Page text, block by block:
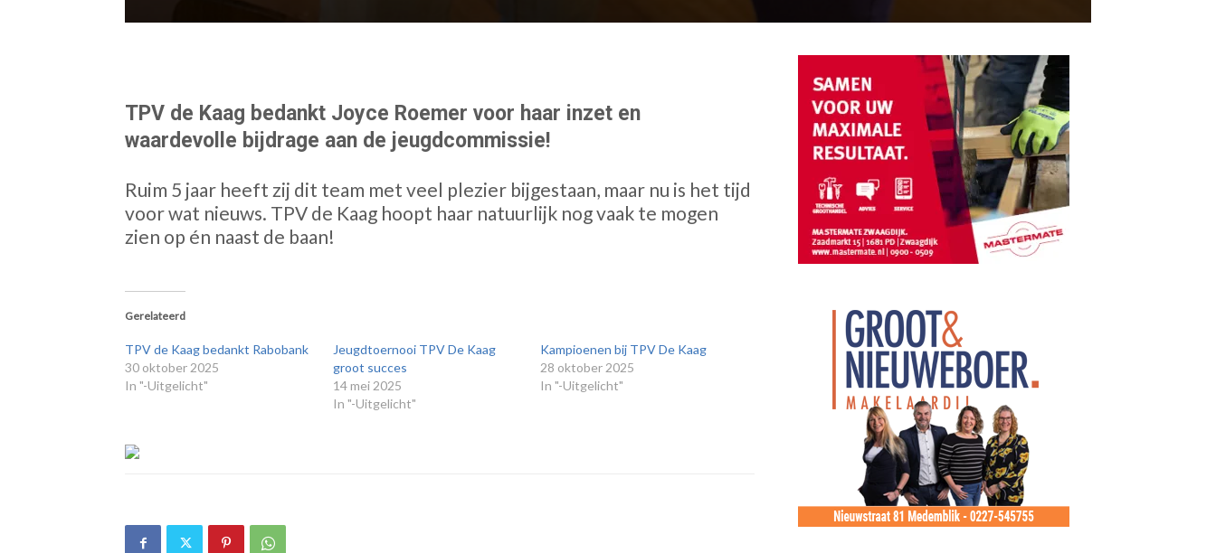
TPV de Kaag bedankt Joyce Roemer voor haar inzet en
waardevolle bijdrage aan de jeugdcommissie!
Ruim 5 jaar heeft zij dit team met veel plezier bijgestaan, maar nu is het tijd
voor wat nieuws. TPV de Kaag hoopt haar natuurlijk nog vaak te mogen
zien op én naast de baan!
Gerelateerd
TPV de Kaag bedankt Rabobank
30 oktober 2025
In "-Uitgelicht"
Jeugdtoernooi TPV De Kaag
groot succes
14 mei 2025
In "-Uitgelicht"
Kampioenen bij TPV De Kaag
28 oktober 2025
In "-Uitgelicht"